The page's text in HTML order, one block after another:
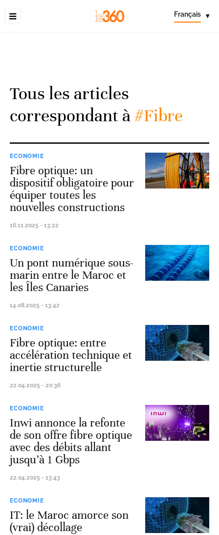
Français ▾
Tous les articles
correspondant à#Fibre
ECONOMIE
Fibre optique: un
dispositif obligatoire pour
équiper toutes les
nouvelles constructions
16.11.2025 - 13:22
ECONOMIE
Un pont numérique sous-
marin entre le Maroc et
les Îles Canaries
14.08.2025 - 13:42
ECONOMIE
Fibre optique: entre
accélération technique et
inertie structurelle
22.04.2025 - 20:36
ECONOMIE
Inwi annonce la refonte
de son offre fibre optique
avec des débits allant
jusqu’à 1 Gbps
22.04.2025 - 13:43
ECONOMIE
IT: le Maroc amorce son
(vrai) décollage